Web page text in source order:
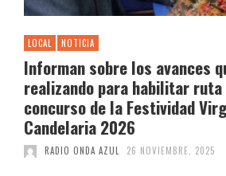
LOCAL NOTICIA
Informan sobre los avances
realizando para habilitar
concurso de la Festividad
Candelaria 2026
RADIO ONDA AZUL 26 NOVIEMBRE, 2025